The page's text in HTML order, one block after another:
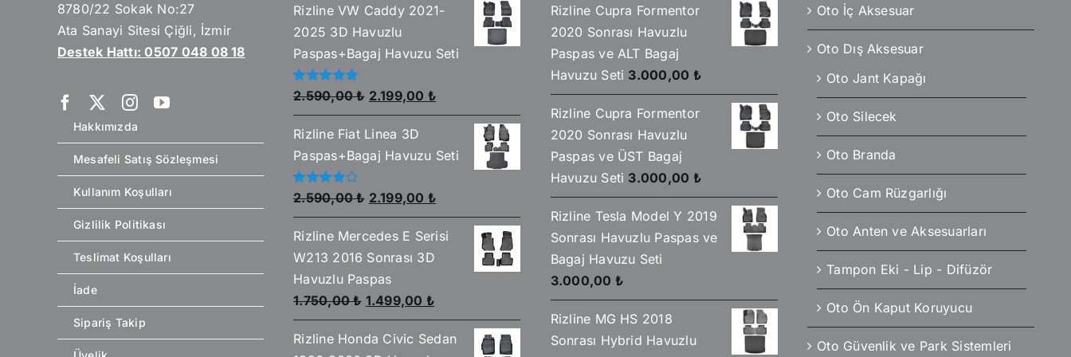
8780/22 Sokak No:27
Ata Sanayi Sitesi Çiğli, İzmir
Destek Hattı: 0507 048 08 18
Hakkımızda
Mesafeli Satış Sözleşmesi
Kullanım Koşulları
Gizlilik Politikası
Teslimat Koşulları
İade
Sipariş Takip
Rizline VW Caddy 2021-
2025 3D Havuzlu
Paspas+Bagaj Havuzu Seti
5
üzerinden
5.00oy aldı
2.590,00₺ Orijinal
fiyat:
2.590,00 ₺.
2.199,00 ₺Şu
andaki
2.199,00 ₺.
Rizline Fiat Linea 3D
Paspas+Bagaj Havuzu Seti
5
üzerinden
4.00oy
aldı
2.590,00₺ Orijinal
fiyat:
2.590,00 ₺.
2.199,00 ₺Şu
andaki
fiyat:
2.199,00 ₺.
Rizline Mercedes E Serisi
W213 2016 Sonrası 3D
Havuzlu Paspas
1.750,00₺ Orijinal
fiyat:
1.750,00 ₺.
1.499,00 ₺Şu
andaki
fiyat:
Rizline Honda Civic Sedan
Rizline Cupra Formentor
2020 Sonrası Havuzlu
Paspas ve ALT Bagaj
Havuzu Seti 3.000,00 ₺
Rizline Cupra Formentor
2020 Sonrası Havuzlu
Paspas ve ÜST Bagaj
Havuzu Seti 3.000,00 ₺
Rizline Tesla Model Y 2019
Sonrası Havuzlu Paspas ve
Bagaj Havuzu Seti
3.000,00 ₺
Rizline MG HS 2018
Sonrası Hybrid Havuzlu
Oto İç Aksesuar
Oto Dış Aksesuar
Oto Jant Kapağı
Oto Silecek
Oto Branda
Oto Cam Rüzgarlığı
Oto Anten ve Aksesuarları
Tampon Eki - Lip - Difüzör
Oto Ön Kaput Koruyucu
Oto Güvenlik ve Park Sistemleri